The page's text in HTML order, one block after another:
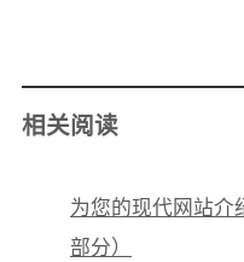
相关阅读
为您的现代网站介
部分）